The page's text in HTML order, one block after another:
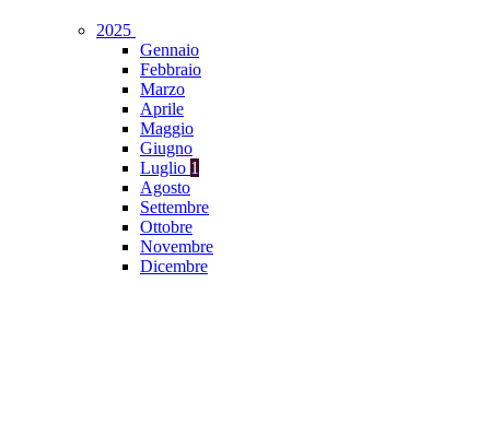
2025
Gennaio
Febbraio
Marzo
Aprile
Maggio
Giugno
Luglio 1
Agosto
Settembre
Ottobre
Novembre
Dicembre